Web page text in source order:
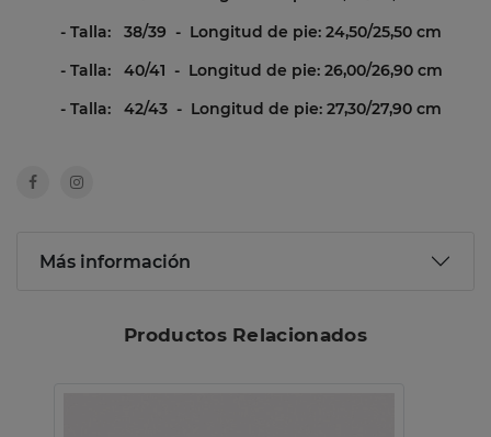
- Talla: 38/39 - Longitud de pie: 24,50/25,50 cm
- Talla: 40/41 - Longitud de pie: 26,00/26,90 cm
- Talla: 42/43 - Longitud de pie: 27,30/27,90 cm
Más información
Productos Relacionados